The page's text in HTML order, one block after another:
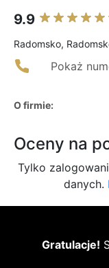
9.9
Radomsko,
Pokaż
O firmie:
Oceny na
Tylko
danych.
Gratulacje!